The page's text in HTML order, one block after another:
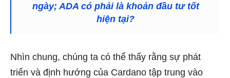
ngày; ADA có phải là khoản đầu tư tốt
hiện tại?
Nhìn chung, chúng ta có thể thấy rằng sự phát
triển và định hướng của Cardano tập trung vào